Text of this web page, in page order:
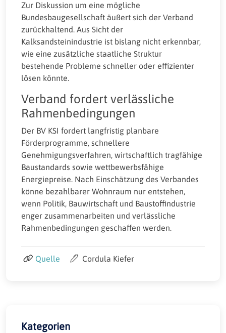
Zur Diskussion um eine mögliche
Bundesbaugesellschaft äußert sich der Verband
zurückhaltend. Aus Sicht der
Kalksandsteinindustrie ist bislang nicht erkennbar,
wie eine zusätzliche staatliche Struktur
bestehende Probleme schneller oder effizienter
lösen könnte.
Verband fordert verlässliche
Rahmenbedingungen
Der BV KSI fordert langfristig planbare
Förderprogramme, schnellere
Genehmigungsverfahren, wirtschaftlich tragfähige
Baustandards sowie wettbewerbsfähige
Energiepreise. Nach Einschätzung des Verbandes
könne bezahlbarer Wohnraum nur entstehen,
wenn Politik, Bauwirtschaft und Baustoffindustrie
enger zusammenarbeiten und verlässliche
Rahmenbedingungen geschaffen werden.
Quelle Cordula Kiefer
Kategorien